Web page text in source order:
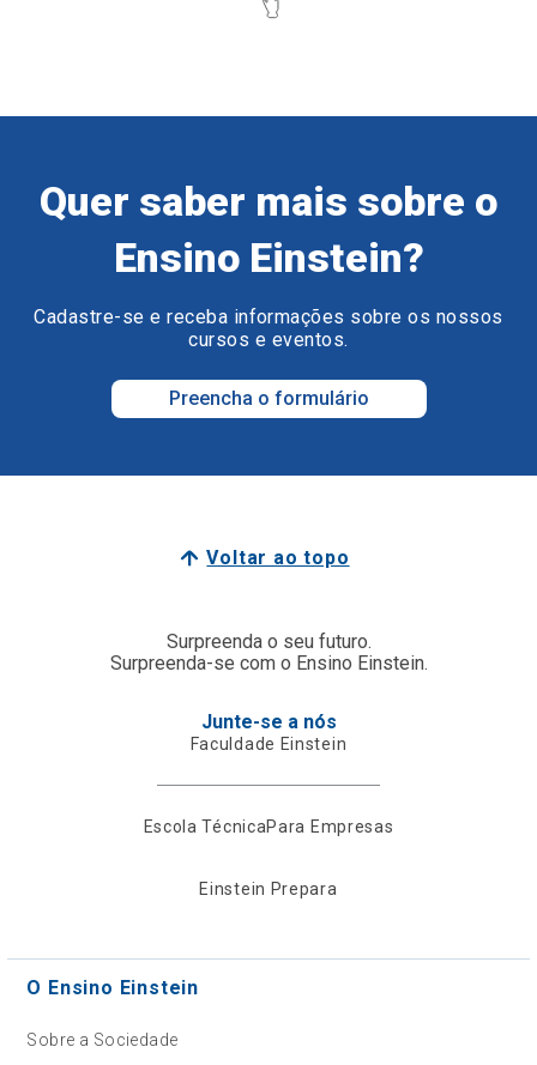
Quer saber mais sobre o
Ensino Einstein?
Cadastre-se e receba informações sobre os nossos
cursos e eventos.
Preencha o formulário
Voltar ao topo
Surpreenda o seu futuro.
Surpreenda-se com o Ensino Einstein.
Junte-se a nós
Faculdade Einstein
Escola TécnicaPara Empresas
Einstein Prepara
O Ensino Einstein
Sobre a Sociedade